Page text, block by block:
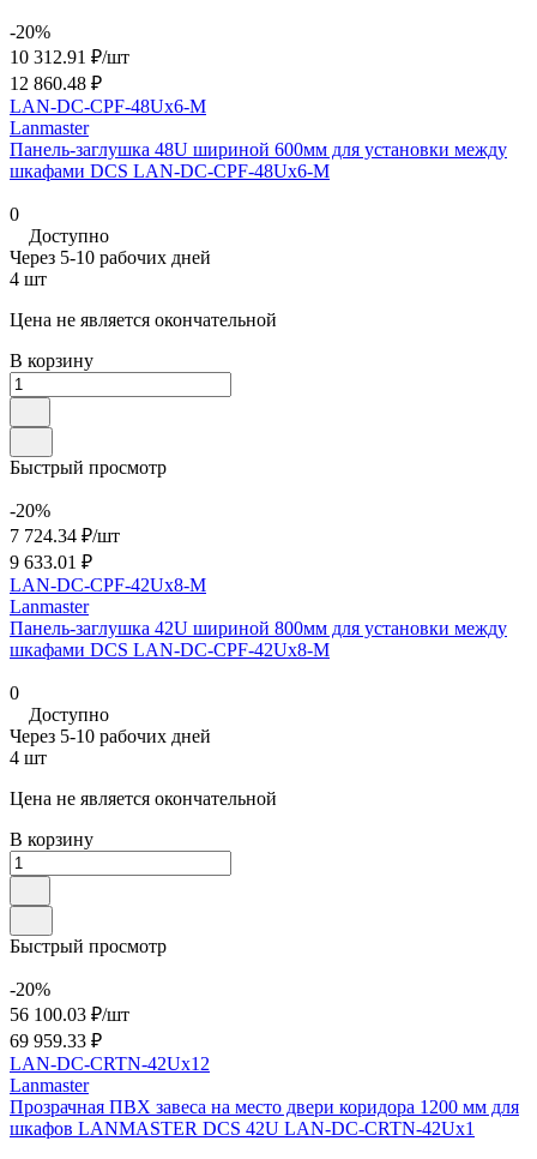
-20%
10 312.91 ₽/шт
12 860.48 ₽
LAN-DC-CPF-48Ux6-M
Lanmaster
Панель-заглушка 48U шириной 600мм для установки между
шкафами DCS LAN-DC-CPF-48Ux6-M
0
Доступно
Через 5-10 рабочих дней
4 шт
Цена не является окончательной
В корзину
Быстрый просмотр
-20%
7 724.34 ₽/шт
9 633.01 ₽
LAN-DC-CPF-42Ux8-M
Lanmaster
Панель-заглушка 42U шириной 800мм для установки между
шкафами DCS LAN-DC-CPF-42Ux8-M
0
Доступно
Через 5-10 рабочих дней
4 шт
Цена не является окончательной
В корзину
Быстрый просмотр
-20%
56 100.03 ₽/шт
69 959.33 ₽
LAN-DC-CRTN-42Ux12
Lanmaster
Прозрачная ПВХ завеса на место двери коридора 1200 мм для
шкафов LANMASTER DCS 42U LAN-DC-CRTN-42Ux1